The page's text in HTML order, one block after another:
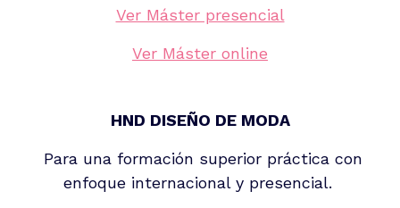
Ver Máster presencial
Ver Máster online
HND DISEÑO DE MODA
Para una formación superior práctica con
enfoque internacional y presencial.